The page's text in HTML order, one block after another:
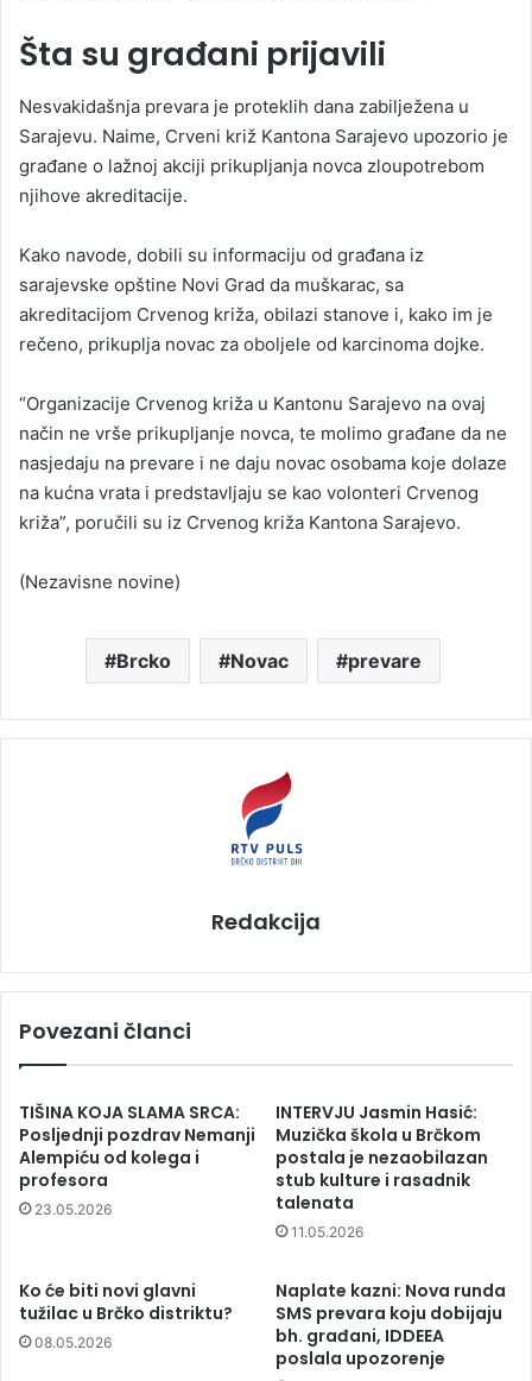
Šta su građani prijavili
Nesvakidašnja prevara je proteklih dana zabilježena u
Sarajevu. Naime, Crveni križ Kantona Sarajevo upozorio je
građane o lažnoj akciji prikupljanja novca zloupotrebom
njihove akreditacije.
Kako navode, dobili su informaciju od građana iz
sarajevske opštine Novi Grad da muškarac, sa
akreditacijom Crvenog križa, obilazi stanove i, kako im je
rečeno, prikuplja novac za oboljele od karcinoma dojke.
“Organizacije Crvenog križa u Kantonu Sarajevo na ovaj
način ne vrše prikupljanje novca, te molimo građane da ne
nasjedaju na prevare i ne daju novac osobama koje dolaze
na kućna vrata i predstavljaju se kao volonteri Crvenog
križa”, poručili su iz Crvenog križa Kantona Sarajevo.
(Nezavisne novine)
Brcko Novac prevare
Redakcija
Povezani članci
TIŠINA KOJA SLAMA SRCA:
Posljednji pozdrav Nemanji
Alempiću od kolega i
profesora
23.05.2026
INTERVJU Jasmin Hasić:
Muzička škola u Brčkom
postala je nezaobilazan
stub kulture i rasadnik
talenata
11.05.2026
Ko će biti novi glavni
tužilac u Brčko distriktu?
08.05.2026
Naplate kazni: Nova runda
SMS prevara koju dobijaju
bh. građani, IDDEEA
poslala upozorenje